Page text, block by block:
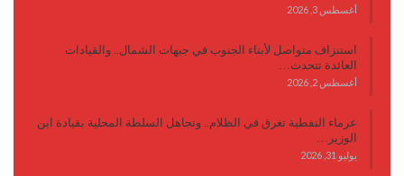
أغسطس 3, 2026
استنزاف متواصل لأبناء الجنوب في جبهات الشمال.. والقيادات
العائدة تتحدث…
أغسطس 2, 2026
عرماء النفطية تغرق في الظلام.. وتجاهل السلطة المحلية بقيادة ابن
الوزير…
يوليو 31, 2026